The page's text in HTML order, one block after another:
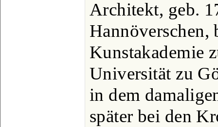
Architekt, geb.
Hannöverschen,
Kunstakademie
Universität zu
in dem
später bei den